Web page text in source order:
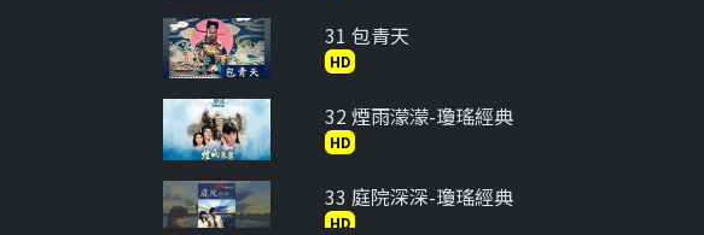
31 包青天
HD
32 煙雨濛濛-瓊瑤經典
HD
33 庭院深深-瓊瑤經典
HD